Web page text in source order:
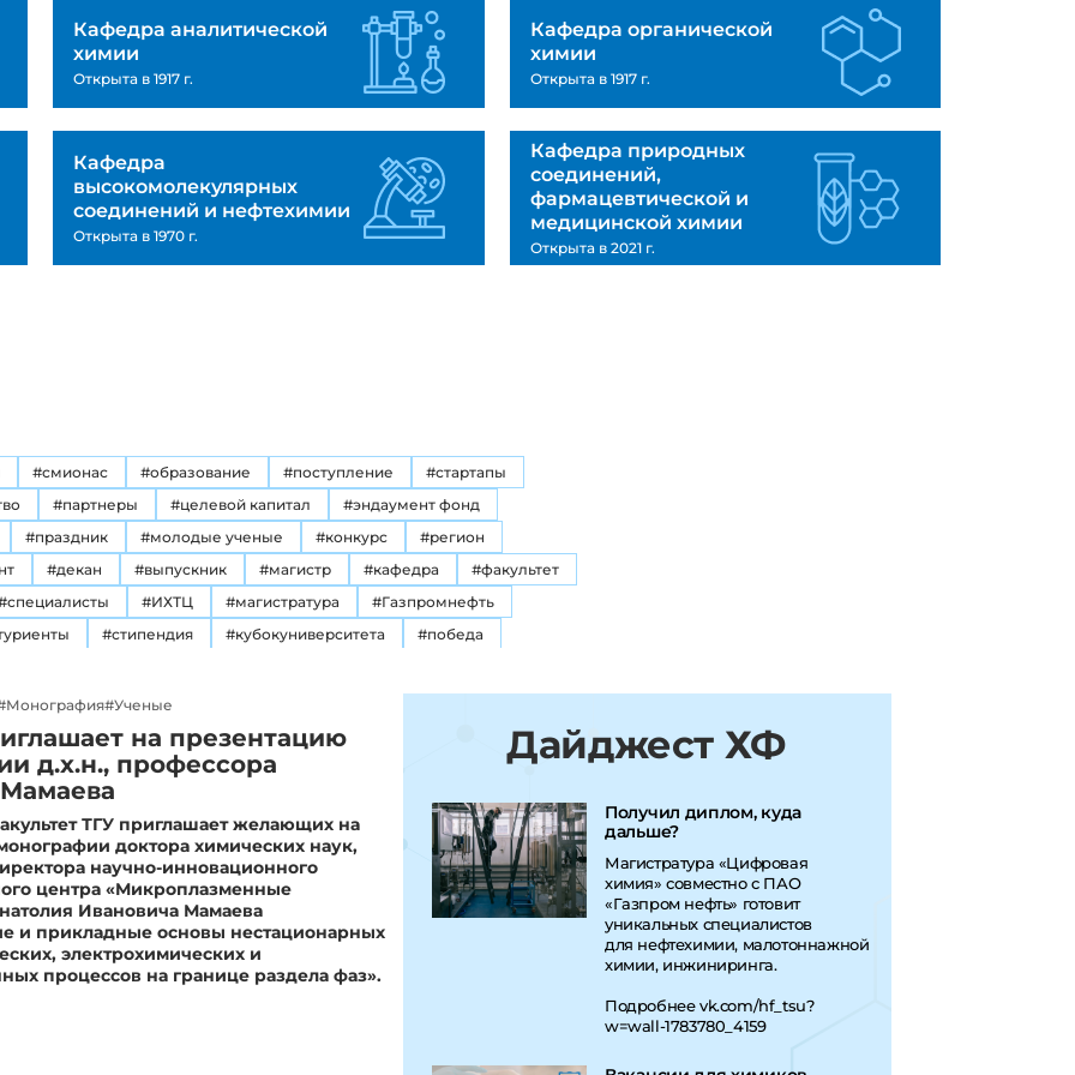
Кафедра аналитической
химии
Открыта в 1917 г.
Кафедра органической
химии
Открыта в 1917 г.
Кафедра
высокомолекулярных
соединений и нефтехимии
Открыта в 1970 г.
Кафедра природных
соединений,
фармацевтической и
медицинской химии
Открыта в 2021 г.
#смионас #образование #поступление
#стартапы
#партнеры #целевой капитал
#эндаумент фонд
#праздник #молодые ученые #конкурс
#регион
#декан #выпускник #магистр #кафедра
#факультет
#ИХТЦ #магистратура
#Газпромнефть
#стипендия #кубокуниверситета
#победа
#разработка #преподаватели #экзамены
#фармацевтика
#вакансии #день химика
#Школа #Турнир #Поступление
#Абитуриент
#Эндаумент фонд
#Праздник #Олимпиады
#Английский
#Аспиранты #Производство #Диссертация
#Ученые
вакансий #День_химика
##наука #семинар #диссертация
#семинар #ИИ
#Ученые
на презентацию
д.х.н., профессора
ТГУ приглашает желающих на
доктора химических наук,
научно-инновационного
центра «Микроплазменные
Ивановича Мамаева
и прикладные основы нестационарных
электрохимических и
процессов на границе раздела фаз».
Дайджест ХФ
связи с факультетом 24/7 -
https://t.me/gradhf
Получил диплом, куда
дальше?
Магистратура «Цифровая
химия» совместно с ПАО
«Газпром нефть» готовит
уникальных специалистов
для нефтехимии, малотоннажной
химии, инжиниринга.
Подробнееvk.com/hf_tsu?
w=wall-1783780_4159